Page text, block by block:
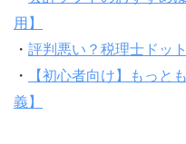
用】
・ 評判悪い？税理士ドッ
・
【初心者向け】もっと
義】